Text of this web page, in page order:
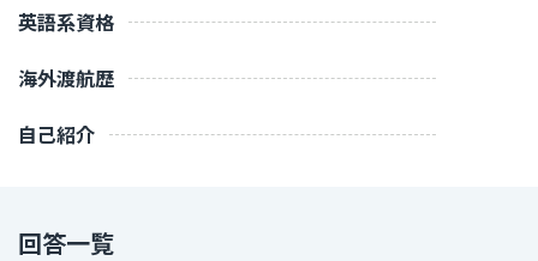
英語系資格
海外渡航歴
自己紹介
回答一覧